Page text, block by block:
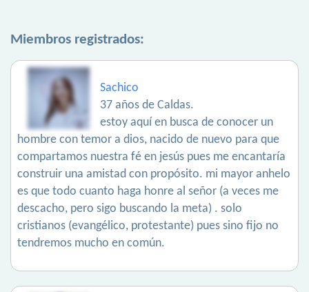
Miembros registrados:
Sachico
37 años de Caldas.
estoy aquí en busca de conocer un
hombre con temor a dios, nacido de nuevo para que
compartamos nuestra fé en jesús pues me encantaría
construir una amistad con propósito. mi mayor anhelo
es que todo cuanto haga honre al señor (a veces me
descacho, pero sigo buscando la meta) . solo
cristianos (evangélico, protestante) pues sino fijo no
tendremos mucho en común.